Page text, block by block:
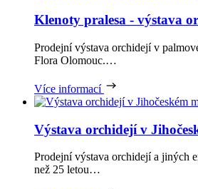
Klenoty pralesa - výstava
Prodejní výstava orchidejí v
Flora Olomouc.…
Více informací
Výstava orchidejí v
Prodejní výstava orchidejí a jiných
než 25 letou…